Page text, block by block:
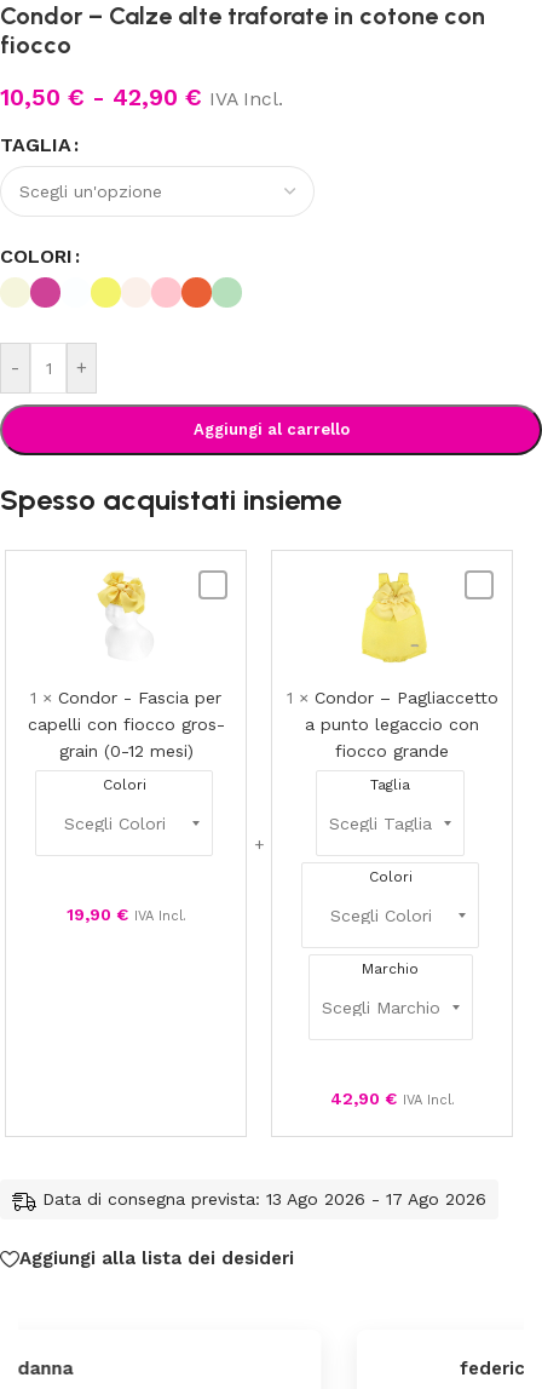
Condor – Calze alte traforate in cotone con
fiocco
10,50 € - 42,90 € IVA Incl.
TAGLIA
COLORI
- +
Aggiungi al carrello
Spesso acquistati insieme
gros-
(0-
1 × Condor - Fascia per
capelli con fiocco gros-
grain (0-12 mesi)
Colori
19,90 € IVA Incl.
punto
1 × Condor – Pagliaccetto
a punto legaccio con
fiocco grande
Taglia
Colori
Marchio
42,90 € IVA Incl.
Data di consegna prevista: 13 Ago 2026 - 17 Ago 2026
Aggiungi alla lista dei desideri